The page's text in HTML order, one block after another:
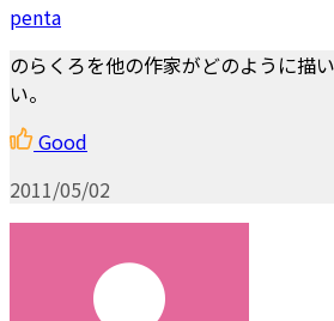
penta
のらくろを他の作家がどのように描
い。
Good
2011/05/02